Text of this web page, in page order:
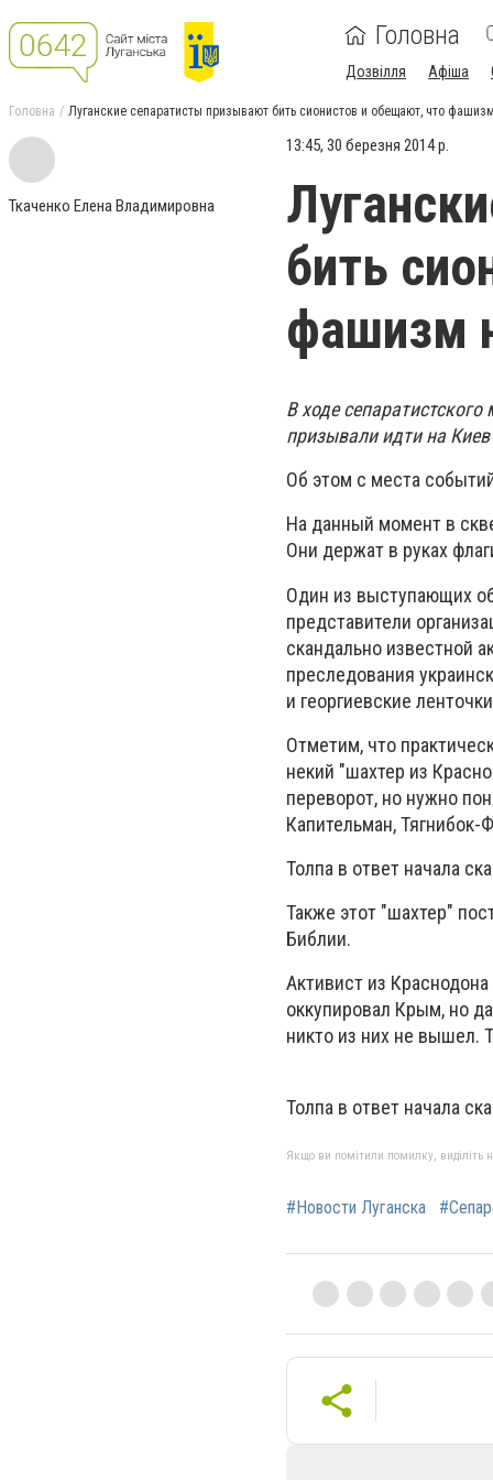
Головна
Дозвілля Афіша
Головна Луганские сепаратисты призывают бить сионистов и обещают, что
Ткаченко Елена Владимировна
13:45, 30 березня 2014 р.
бить
фашизм
В ходе
призывали идти на
Об этом с места
На данный момент в
Они держат в руках
Один из выступающих
представители
скандально известной
преследования
и георгиевские
Отметим, что
некий "шахтер из
переворот, но нужно
Капительман,
Толпа в ответ начала
Также этот "шахтер"
Библии.
Активист из
оккупировал Крым, но
никто из них не вышел.
Толпа в ответ начала
Якщо ви помітили помилку, виділіть
#Новости Луганска